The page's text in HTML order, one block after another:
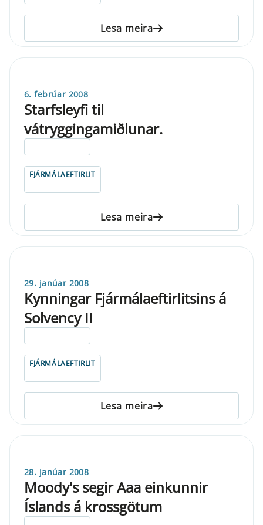
Lesa meira
6. febrúar 2008
Starfsleyfi til
vátryggingamiðlunar.
FJÁRMÁLAEFTIRLIT
Lesa meira
29. janúar 2008
Kynningar Fjármálaeftirlitsins á
Solvency II
FJÁRMÁLAEFTIRLIT
Lesa meira
28. janúar 2008
Moody's segir Aaa einkunnir
Íslands á krossgötum